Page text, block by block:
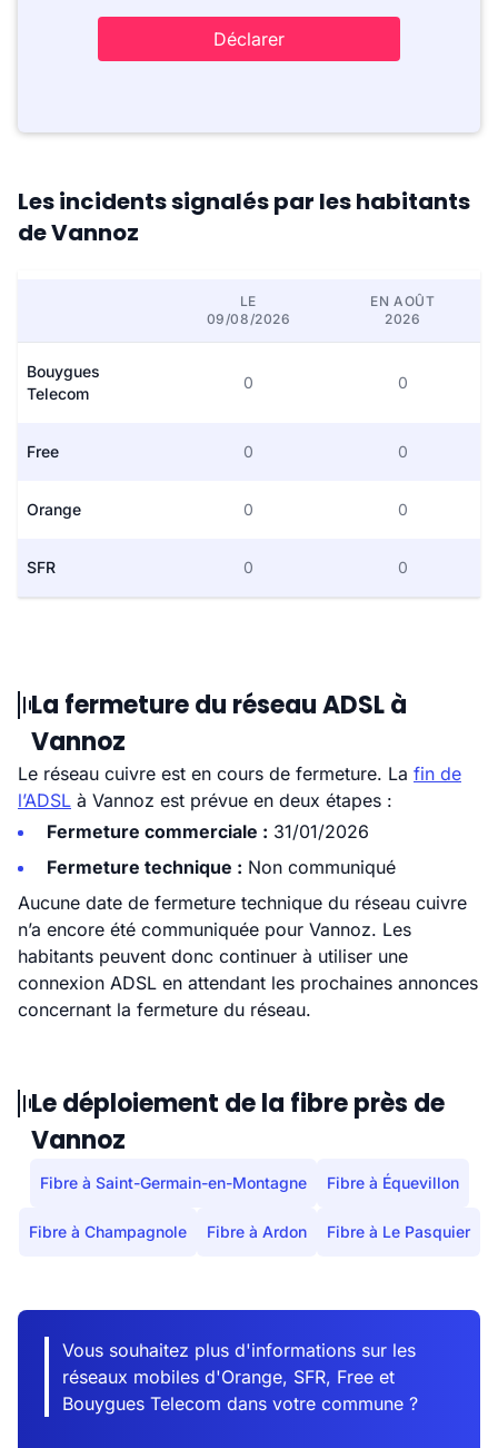
Déclarer
Les incidents signalés par les habitants
de Vannoz
LE
09/08/2026
EN AOÛT
2026
Bouygues
Telecom
0 0
Free 0 0
Orange 0 0
SFR 0 0
La fermeture du réseau ADSL à
Vannoz
Le réseau cuivre est en cours de fermeture. La fin de
l’ADSL à Vannoz est prévue en deux étapes :
Fermeture commerciale : 31/01/2026
Fermeture technique : Non communiqué
Aucune date de fermeture technique du réseau cuivre
n’a encore été communiquée pour Vannoz. Les
habitants peuvent donc continuer à utiliser une
connexion ADSL en attendant les prochaines annonces
concernant la fermeture du réseau.
Le déploiement de la fibre près de
Vannoz
Fibre à Saint-Germain-en-Montagne Fibre à Équevillon
Fibre à Champagnole Fibre à Ardon Fibre à Le Pasquier
Vous souhaitez plus d'informations sur les
réseaux mobiles d'Orange, SFR, Free et
Bouygues Telecom dans votre commune ?